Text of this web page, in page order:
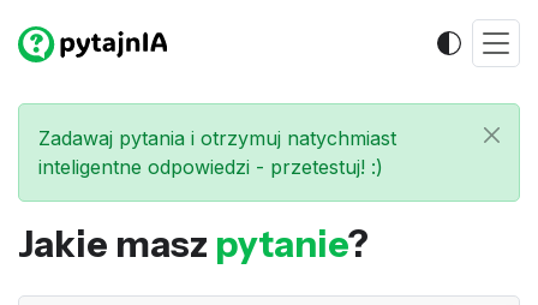
Zadawaj pytania i otrzymuj natychmiast
inteligentne odpowiedzi - przetestuj! :)
Jakie masz pytanie?